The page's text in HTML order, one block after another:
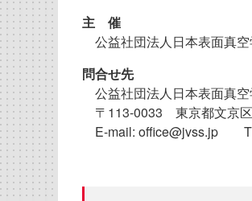
主 催
公益社団法人日本表面真
問合せ先
公益社団法人日本表面真
〒113-0033 東京都文京
E-mail: office@jvss.jp